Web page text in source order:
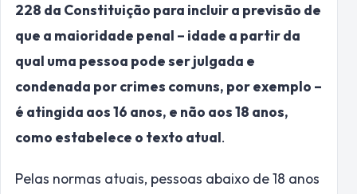
228 da Constituição para incluir a previsão de
que a maioridade penal – idade a partir da
qual uma pessoa pode ser julgada e
condenada por crimes comuns, por exemplo –
é atingida aos 16 anos, e não aos 18 anos,
como estabelece o texto atual.
Pelas normas atuais, pessoas abaixo de 18 anos